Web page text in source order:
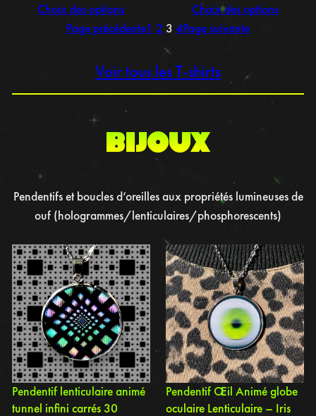
Choix des options
Choix des options
Page précédente1 2 3 4Page suivante
Voir tous les T-shirts
BIJOUX
Pendentifs et boucles d’oreilles aux propriétés lumineuses de
ouf (hologrammes/lenticulaires/phosphorescents)
Pendentif lenticulaire animé
tunnel infini carrés 30
Pendentif Œil Animé globe
oculaire Lenticulaire – Iris